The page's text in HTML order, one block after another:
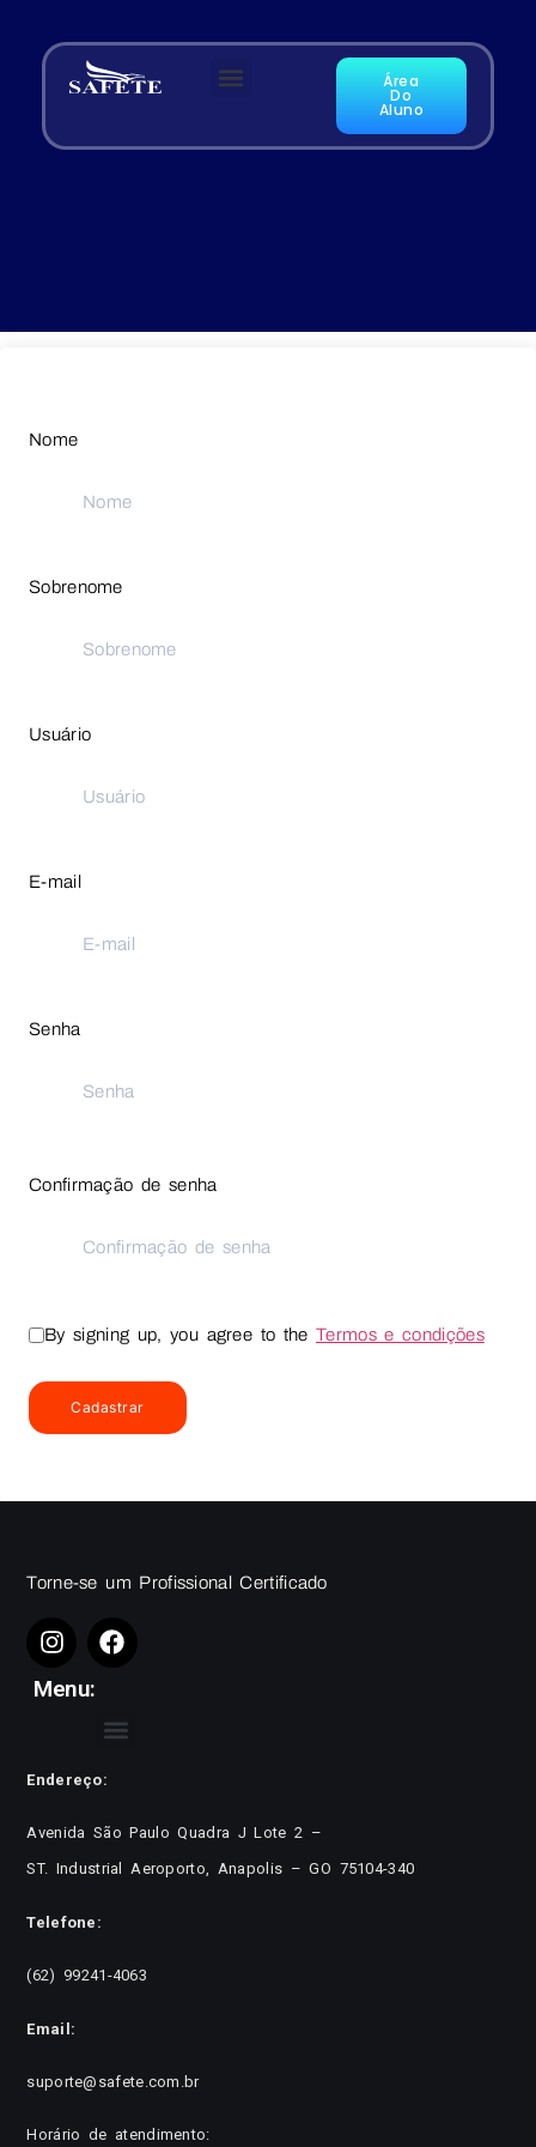
Área
Do
Aluno
Nome
Sobrenome
Usuário
E-mail
Senha
Confirmação de senha
By signing up, you agree to theTermos e condições
Cadastrar
Torne-se um Profissional Certificado
Menu:
Endereço:
Avenida São Paulo Quadra J Lote 2 –
ST. Industrial Aeroporto, Anapolis – GO 75104-340
Telefone:
(62) 99241-4063
Email:
suporte@safete.com.br
Horário de atendimento: